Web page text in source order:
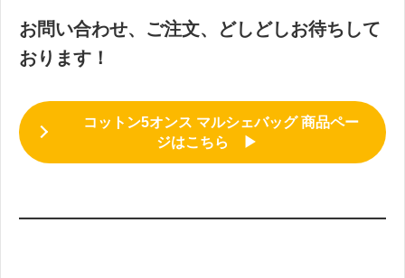
お問い合わせ、ご注文、どしどしお待ちして
おります！
コットン5オンス マルシェバッグ 商品ペー
ジはこちら ▶